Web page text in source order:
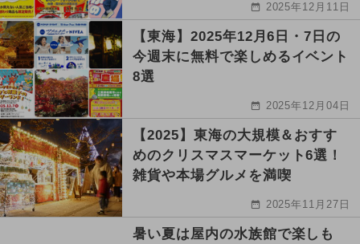
2025年12月11日
【東海】2025年12月6日・7日の
今週末に無料で楽しめるイベント
8選
2025年12月04日
【2025】東海の大規模＆おすす
めのクリスマスマーケット6選！
雑貨や本場グルメを満喫
2025年11月27日
暑い夏は屋内の水族館で楽しも